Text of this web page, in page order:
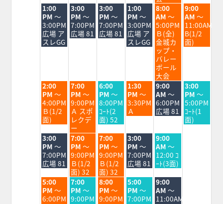
火
曜
日,
8
月
18th
1:00
PM ～
3:00PM
広場 ア
スレGG
水
曜
日,
8
月
3:00
PM ～
7:00PM
広場 81
木
曜
日,
8
月
3:00
PM ～
7:00PM
広場 81
金
曜
日,
8
月
21st
1:00
PM ～
3:00PM
広場 ア
スレGG
土
曜
日,
8
月
22nd
2026
8:00
AM ～
5:00PM
Ｂ(全)
金城カ
ップ・
バレー
ボール
大会
日
曜
日,
8
月
23rd
9:00
AM ～
11:00AM
B(1/2
面)
火
曜
日,
8
月
18th
2026
2:00
PM ～
4:00PM
Ｂ(1/2
面)
水
曜
日,
8
月
19th
2026
7:00
PM ～
9:00PM
Ａ スポ
レクデ
ー
木
曜
日,
8
月
20th
2026
6:00
PM ～
8:00PM
ｺｰﾄ(2
面) 52
金
曜
日,
8
月
2026
1:30
PM ～
3:30PM
Ａ
土
曜
日,
8
月
2026
9:00
AM ～
6:00PM
広場 81
日
曜
日,
8
月
23rd
3:00
PM ～
5:00PM
ｺｰﾄ(1
面)
火
曜
日,
8
月
18th
2026
3:00
PM ～
7:00PM
広場 81
水
曜
日,
8
月
19th
2026
7:00
PM ～
9:00PM
Ｂ(1/2
面) 32
木
曜
日,
8
月
20th
2026
7:00
PM ～
9:00PM
Ｂ(1/2
面) 32
金
曜
日,
8
月
21st
2026
3:00
PM ～
7:00PM
広場 81
土
曜
日,
8
月
22nd
2026
9:00
AM ～
12:00 ｺ
ｰﾄ(3面)
火
曜
日,
5:00
PM ～
6:00PM
水
曜
日,
7:00
PM ～
9:00PM
木
曜
日,
8:00
PM ～
9:00PM
金
曜
日,
5:00
PM ～
7:00PM
土
曜
日,
9:00
AM ～
11:00AM